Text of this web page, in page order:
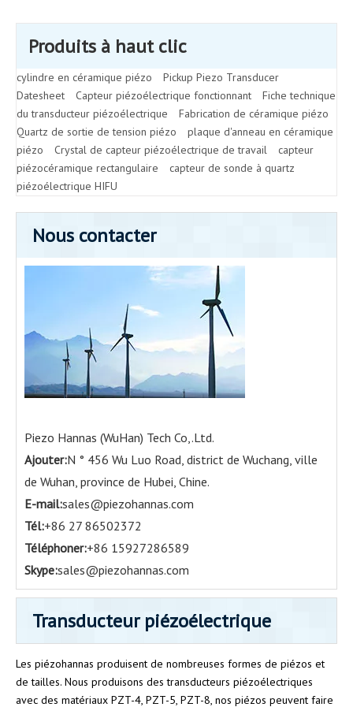
Produits à haut clic
cylindre en céramique piézo
Pickup Piezo Transducer
Datesheet
Capteur piézoélectrique fonctionnant
Fiche technique
du transducteur piézoélectrique
Fabrication de céramique piézo
Quartz de sortie de tension piézo
plaque d'anneau en céramique
piézo
Crystal de capteur piézoélectrique de travail
capteur
piézocéramique rectangulaire
capteur de sonde à quartz
piézoélectrique HIFU
Nous contacter
Piezo Hannas (WuHan) Tech Co,.Ltd.
Ajouter:N ° 456 Wu Luo Road, district de Wuchang, ville
de Wuhan, province de Hubei, Chine.
E-mail:sales@piezohannas.com
Tél:+86 27 86502372
Téléphoner:+86 15927286589
Skype:sales@piezohannas.com
Transducteur piézoélectrique
Les piézohannas produisent de nombreuses formes de piézos et
de tailles. Nous produisons des transducteurs piézoélectriques
avec des matériaux PZT-4, PZT-5, PZT-8, nos piézos peuvent faire